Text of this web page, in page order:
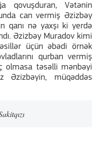
qovuşduran, Vətənin
can vermiş Əzizbəy
qanı nə yaxşı ki yerdə
Əzizbəy Muradov kimi
üçün əbədi örnək
qurban vermiş
olmasa təsəlli mənbəyi
Əzizbəyin, müqəddəs